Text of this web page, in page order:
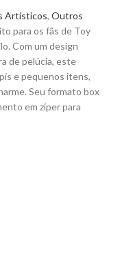
Artísticos, Outros
para os fãs de Toy
Com um design
de pelúcia, este
e pequenos itens,
Seu formato box
em zíper para